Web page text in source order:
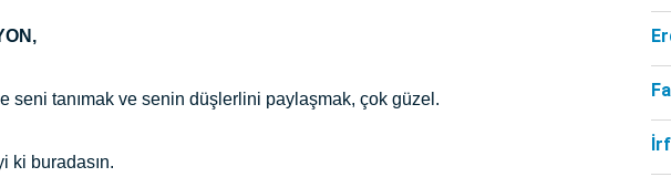
seni tanımak ve senin düşlerlini paylaşmak, çok güzel.
ki buradasın.